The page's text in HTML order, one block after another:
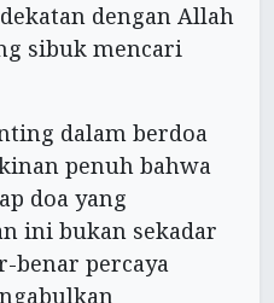
dengan Allah
sibuk mencari
dalam berdoa
penuh bahwa
doa yang
ini bukan sekadar
benar percaya